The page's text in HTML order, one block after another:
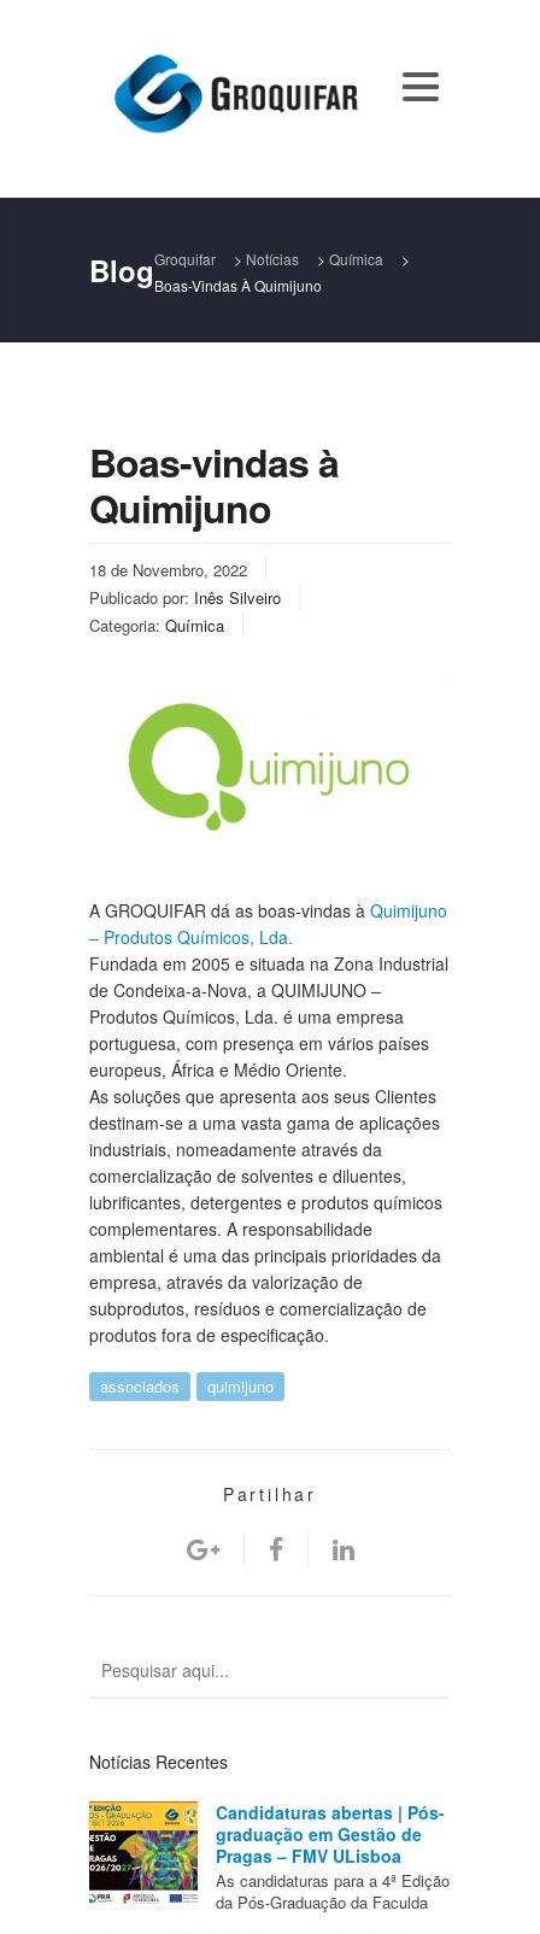
BlogGroquifar > Notícias > Química
>
Boas-Vindas À Quimijuno
Boas-vindas à
Quimijuno
18 de Novembro, 2022
Publicado por: Inês Silveiro
Categoria: Química
A GROQUIFAR dá as boas-vindas à Quimijuno
– Produtos Químicos, Lda.
Fundada em 2005 e situada na Zona Industrial
de Condeixa-a-Nova, a QUIMIJUNO –
Produtos Químicos, Lda. é uma empresa
portuguesa, com presença em vários países
europeus, África e Médio Oriente.
As soluções que apresenta aos seus Clientes
destinam-se a uma vasta gama de aplicações
industriais, nomeadamente através da
comercialização de solventes e diluentes,
lubrificantes, detergentes e produtos químicos
complementares. A responsabilidade
ambiental é uma das principais prioridades da
empresa, através da valorização de
subprodutos, resíduos e comercialização de
produtos fora de especificação.
associados quimijuno
Partilhar
Notícias Recentes
Candidaturas abertas | Pós-
graduação em Gestão de
Pragas – FMV ULisboa
As candidaturas para a 4ª Edição
da Pós-Graduação da Faculda